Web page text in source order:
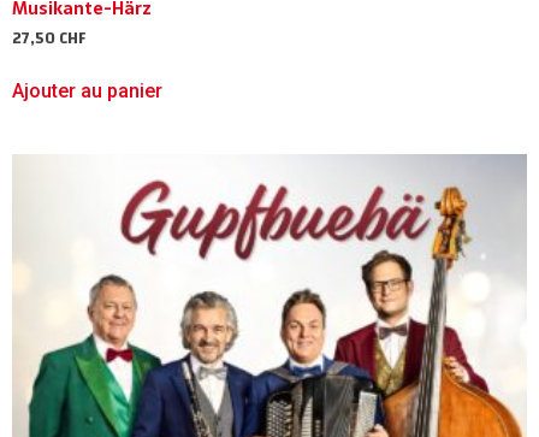
Musikante-Härz
27,50CHF
Ajouter au panier